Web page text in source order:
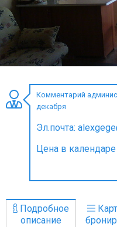
Комментарий
декабря
Эл.почта:
Цена в
Подробное
описание
Развлечения
Календарь
Коттеджи
Отели
% Горячие